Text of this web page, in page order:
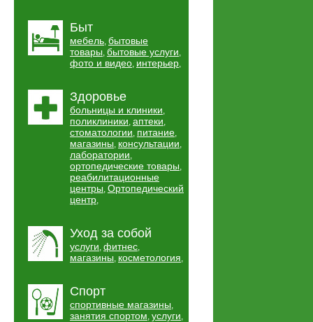
Быт
мебель, бытовые
товары, бытовые услуги,
фото и видео, интерьер,
Здоровье
больницы и клиники,
поликлиники, аптеки,
стоматологии, питание,
магазины, консультации,
лаборатории,
ортопедические товары,
реабилитационные
центры, Ортопедический
центр,
Уход за собой
услуги, фитнес,
магазины, косметология,
Спорт
спортивные магазины,
занятия спортом, услуги,